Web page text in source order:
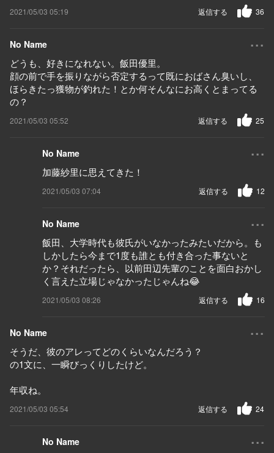
2021/05/03 05:19 36
返信する
No Name ...
どうも、好きになれない。飯田優里。
顔の前で手を振りながら否定するって既におばさん臭いし、
ほらきたっ獲物が釣れた！とか何そんなにお高くとまってる
の？
2021/05/03 05:52 25
返信する
No Name ...
加藤紗里に思えてきた！
2021/05/03 07:04 12
返信する
No Name ...
飯田、大学時代も彼氏がいなかったみたいだから。も
しかしたら今まで1度も誰とも付き合った事ないと
か？それだったら、以前田辺先輩のことを面白おかし
く言えた立場じゃなかったじゃんね😂
2021/05/03 08:26 16
返信する
No Name ...
そうだ、彼のアレってどのくらいなんだろう？
の1文に、一瞬びっくりしたけど。
年収ね。
2021/05/03 05:54 24
返信する
No Name ...